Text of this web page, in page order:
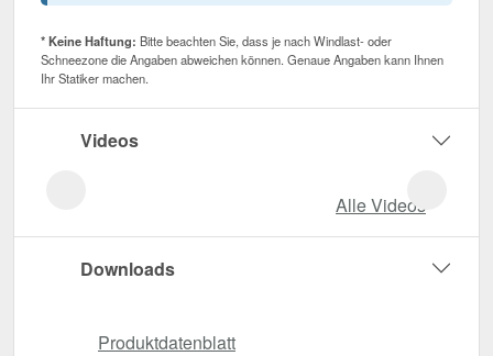
* Keine Haftung: Bitte beachten Sie, dass je nach Windlast- oder
Schneezone die Angaben abweichen können. Genaue Angaben kann Ihnen
Ihr Statiker machen.
Videos
Alle Videos
Downloads
Produktdatenblatt